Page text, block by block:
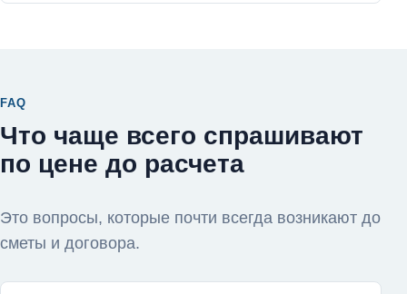
FAQ
Что чаще всего спрашивают
по цене до расчета
Это вопросы, которые почти всегда возникают до
сметы и договора.